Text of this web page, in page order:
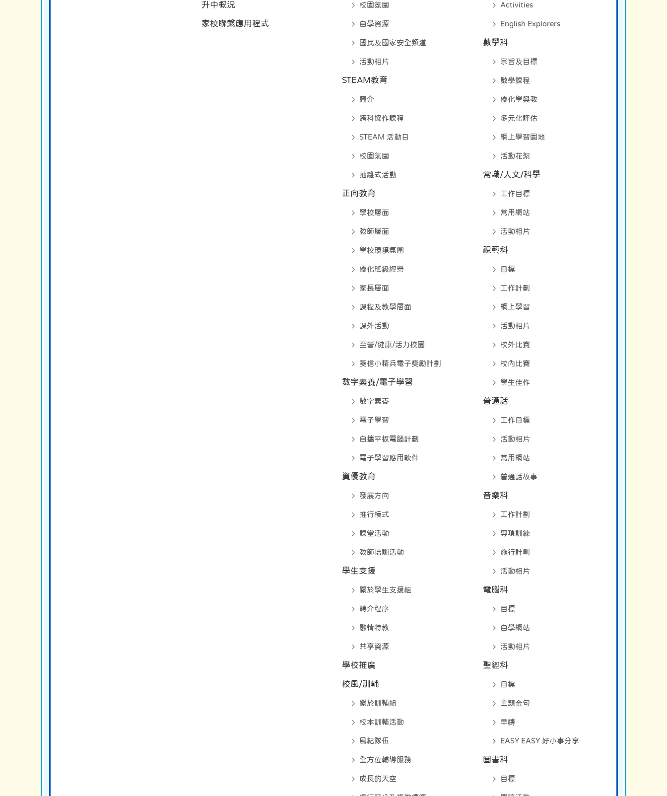
升中概況
家校聯繫應用程式
校園氛圍
自學資源
國民及國家安全頻道
活動相片
STEAM教育
簡介
跨科協作課程
STEAM 活動日
校園氣圍
抽離式活動
正向教育
學校層面
教師層面
學校環境氛圍
優化班級經營
家長層面
課程及教學層面
課外活動
至營/健康/活力校園
葵信小精兵電子獎勵計劃
數字素養/電子學習
數字素養
電子學習
自攜平板電腦計劃
電子學習應用軟件
資優教育
發展方向
推行模式
課堂活動
教師培訓活動
學生支援
關於學生支援組
轉介程序
融情特教
共享資源
學校推廣
校風/訓輔
關於訓輔組
校本訓輔活動
風紀隊伍
全方位輔導服務
成長的天空
Activities
English Explorers
數學科
宗旨及目標
數學課程
優化學與教
多元化評估
網上學習園地
活動花絮
常識/人文/科學
工作目標
常用網站
活動相片
視藝科
目標
工作計劃
網上學習
活動相片
校外比賽
校內比賽
學生佳作
普通話
工作目標
活動相片
常用網站
普通話故事
音樂科
工作計劃
專項訓練
施行計劃
活動相片
電腦科
目標
自學網站
活動相片
聖經科
目標
主題金句
早禱
EASY EASY 好小事分享
圖書科
目標